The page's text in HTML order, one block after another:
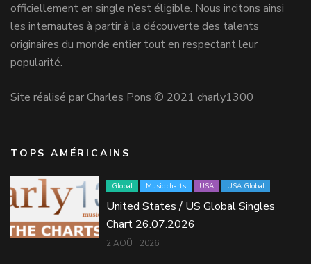
officiellement en single n’est éligible. Nous incitons ainsi
les internautes à partir à la découverte des talents
originaires du monde entier tout en respectant leur
popularité.
Site réalisé par Charles Pons © 2021 charly1300
TOPS AMÉRICAINS
Global Music charts USA USA Global
United States / US Global Singles
Chart 26.07.2026
2 AOÛT 2026